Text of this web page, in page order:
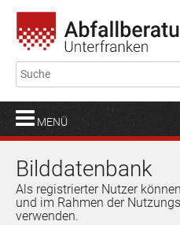
MENÜ
Bilddatenbank
Als registrierter Nutzer
und im Rahmen der
verwenden.